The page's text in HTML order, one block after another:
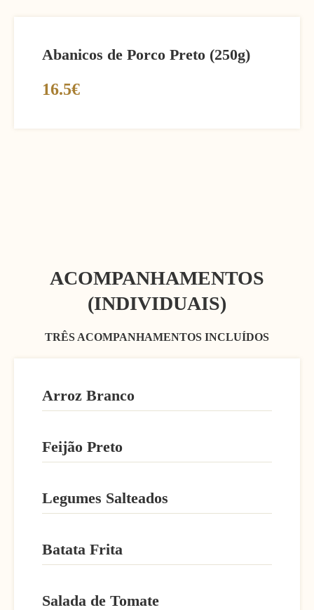
Abanicos de Porco Preto (250g)
16.5€
ACOMPANHAMENTOS
(INDIVIDUAIS)
TRÊS ACOMPANHAMENTOS INCLUÍDOS​
Arroz Branco
Feijão Preto
Legumes Salteados
Batata Frita
Salada de Tomate